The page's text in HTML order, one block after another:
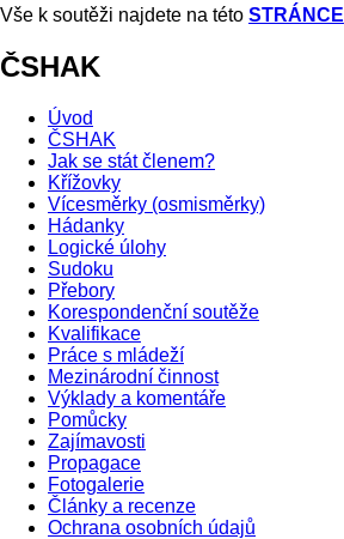
Vše k soutěži najdete na této STRÁNCE
ČSHAK
Úvod
ČSHAK
Jak se stát členem?
Křížovky
Vícesměrky (osmisměrky)
Hádanky
Logické úlohy
Sudoku
Přebory
Korespondenční soutěže
Kvalifikace
Práce s mládeží
Mezinárodní činnost
Výklady a komentáře
Pomůcky
Zajímavosti
Propagace
Fotogalerie
Články a recenze
Ochrana osobních údajů